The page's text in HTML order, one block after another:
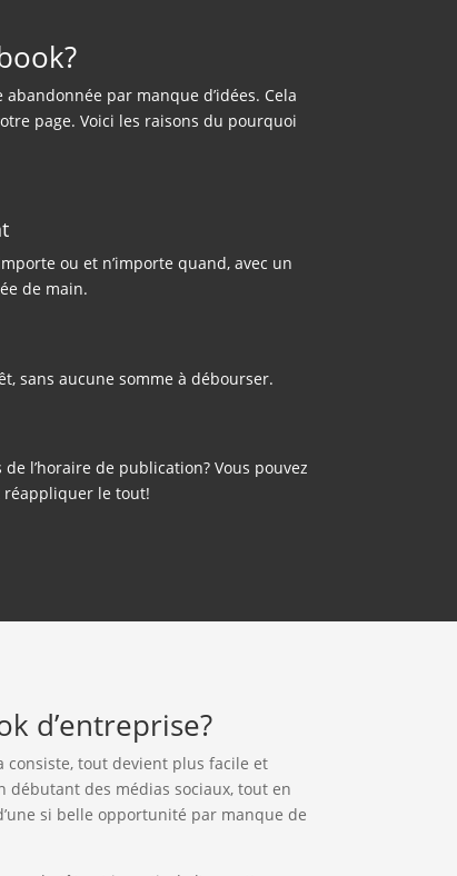
par manque d’idées. Cela
page. Voici les raisons du pourquoi
ou et n’importe quand, avec un
de main.
sans aucune somme à débourser.
l’horaire de publication? Vous pouvez
réappliquer le tout!
d’entreprise?
consiste, tout devient plus facile et
débutant des médias sociaux, tout en
si belle opportunité par manque de